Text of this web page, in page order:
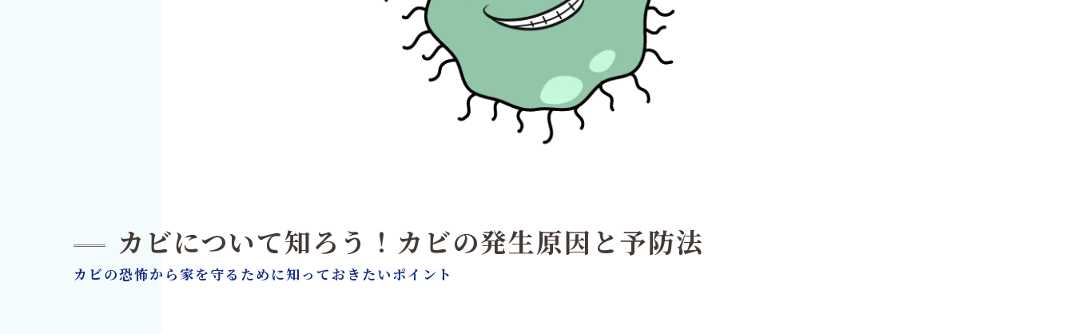
カビについて知ろう！カビの発生原因と予防法
カビの恐怖から家を守るために知っておきたいポイント